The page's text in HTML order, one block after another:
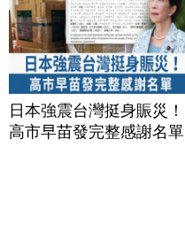
日本強震台灣挺身賑災！
高市早苗發完整感謝名單